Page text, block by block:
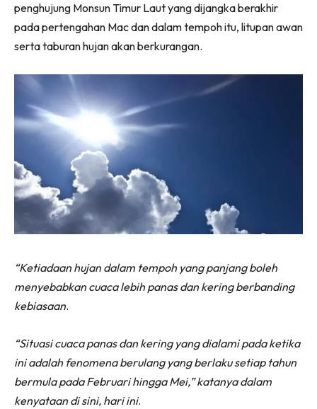
penghujung Monsun Timur Laut yang dijangka berakhir
pada pertengahan Mac dan dalam tempoh itu, litupan awan
serta taburan hujan akan berkurangan.
“Ketiadaan hujan dalam tempoh yang panjang boleh
menyebabkan cuaca lebih panas dan kering berbanding
kebiasaan.
“Situasi cuaca panas dan kering yang dialami pada ketika
ini adalah fenomena berulang yang berlaku setiap tahun
bermula pada Februari hingga Mei,” katanya dalam
kenyataan di sini, hari ini.